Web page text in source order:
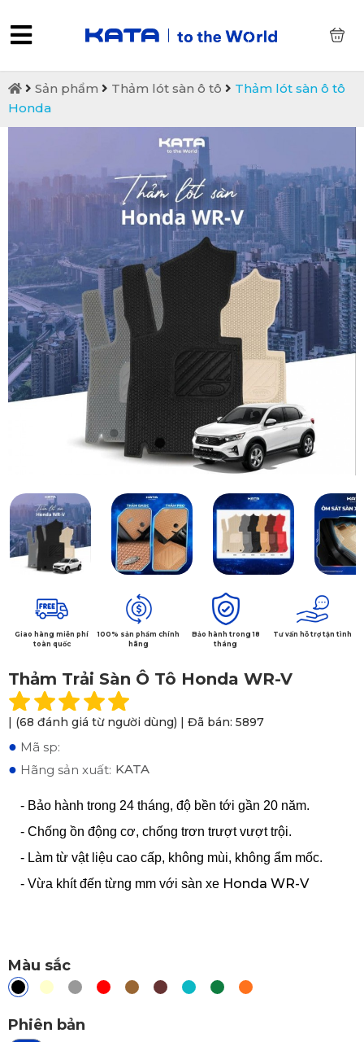
Sản phẩm Thảm lót sàn ô tô
Thảm lót sàn ô tô
Honda
Giao hàng miễn phí
toàn quốc
100% sản phẩm chính
hãng
Bảo hành trong 18
tháng
Tư vấn hỗ trợ tận tình
Thảm Trải Sàn Ô Tô Honda WR-V
| (68 đánh giá từ người dùng) | Đã bán: 5897
● Mã sp:
● Hãng sản xuất: KATA
- Bảo hành trong 24 tháng, độ bền tới gần 20 năm.
- Chống ồn động cơ, chống trơn trượt vượt trội.
- Làm từ vật liệu cao cấp, không mùi, không ẩm mốc.
- Vừa khít đến từng mm với sàn xe Honda WR-V
Màu sắc
Phiên bản